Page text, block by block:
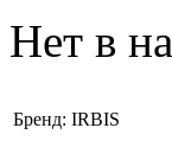
Нет в
Бренд: IRBIS